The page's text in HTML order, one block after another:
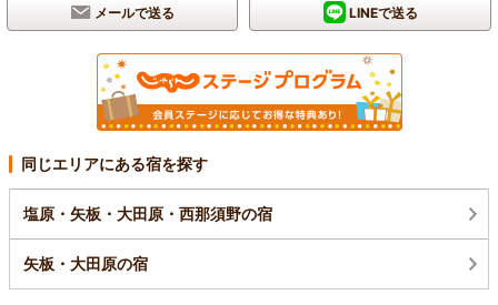
メールで送る LINEで送る
同じエリアにある宿を探す
塩原・矢板・大田原・西那須野の宿
矢板・大田原の宿